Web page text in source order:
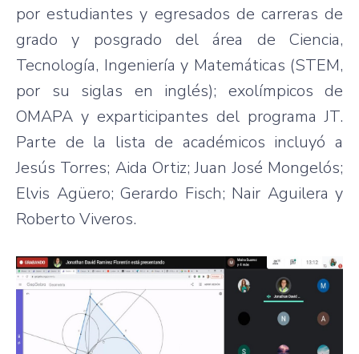
por estudiantes y egresados de carreras de
grado y posgrado del área de Ciencia,
Tecnología, Ingeniería y Matemáticas (STEM,
por su siglas en inglés); exolímpicos de
OMAPA y exparticipantes del programa JT.
Parte de la lista de académicos incluyó a
Jesús Torres; Aida Ortiz; Juan José Mongelós;
Elvis Agüero; Gerardo Fisch; Nair Aguilera y
Roberto Viveros.